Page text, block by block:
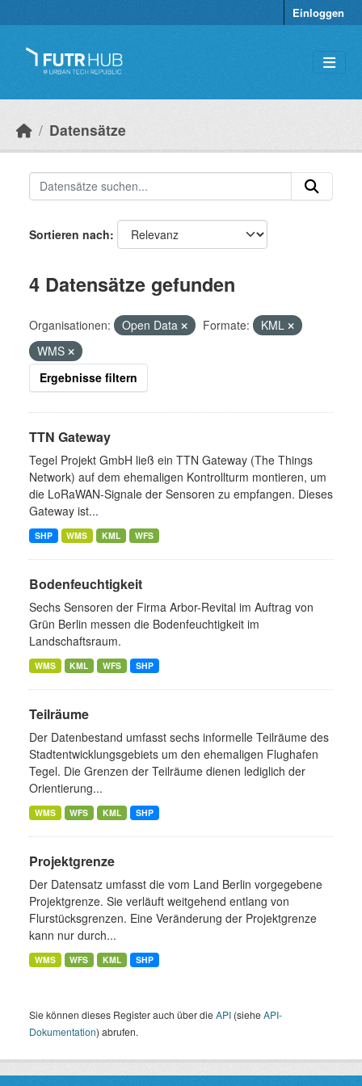
Einloggen
Datensätze
Sortieren nach
4 Datensätze gefunden
Organisationen: Open Data Formate:
KML
WMS
Ergebnisse filtern
TTN Gateway
Tegel Projekt GmbH ließ ein TTN Gateway (The Things
Network) auf dem ehemaligen Kontrollturm montieren, um
die LoRaWAN-Signale der Sensoren zu empfangen. Dieses
Gateway ist...
SHP WMS KML WFS
Bodenfeuchtigkeit
Sechs Sensoren der Firma Arbor-Revital im Auftrag von
Grün Berlin messen die Bodenfeuchtigkeit im
Landschaftsraum.
WMS KML WFS SHP
Teilräume
Der Datenbestand umfasst sechs informelle Teilräume des
Stadtentwicklungsgebiets um den ehemaligen Flughafen
Tegel. Die Grenzen der Teilräume dienen lediglich der
Orientierung...
WMS WFS KML SHP
Projektgrenze
Der Datensatz umfasst die vom Land Berlin vorgegebene
Projektgrenze. Sie verläuft weitgehend entlang von
Flurstücksgrenzen. Eine Veränderung der Projektgrenze
kann nur durch...
WMS WFS KML SHP
Sie können dieses Register auch über dieAPI (sieheAPI-
Dokumentation) abrufen.